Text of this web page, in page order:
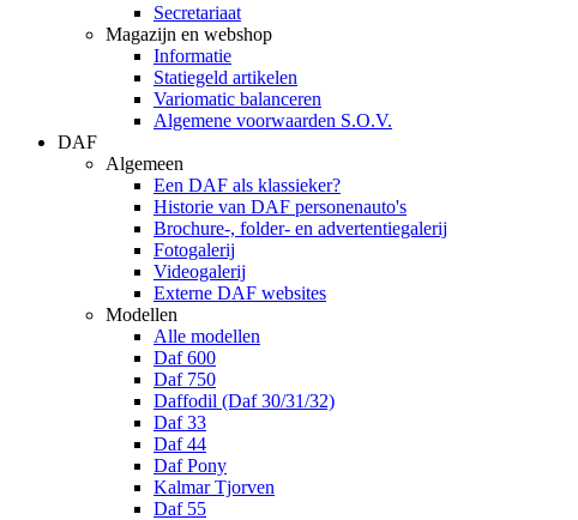
Secretariaat
Magazijn en webshop
Informatie
Statiegeld artikelen
Variomatic balanceren
Algemene voorwaarden S.O.V.
DAF
Algemeen
Een DAF als klassieker?
Historie van DAF personenauto's
Brochure-, folder- en advertentiegalerij
Fotogalerij
Videogalerij
Externe DAF websites
Modellen
Alle modellen
Daf 600
Daf 750
Daffodil (Daf 30/31/32)
Daf 33
Daf 44
Daf Pony
Kalmar Tjorven
Daf 55